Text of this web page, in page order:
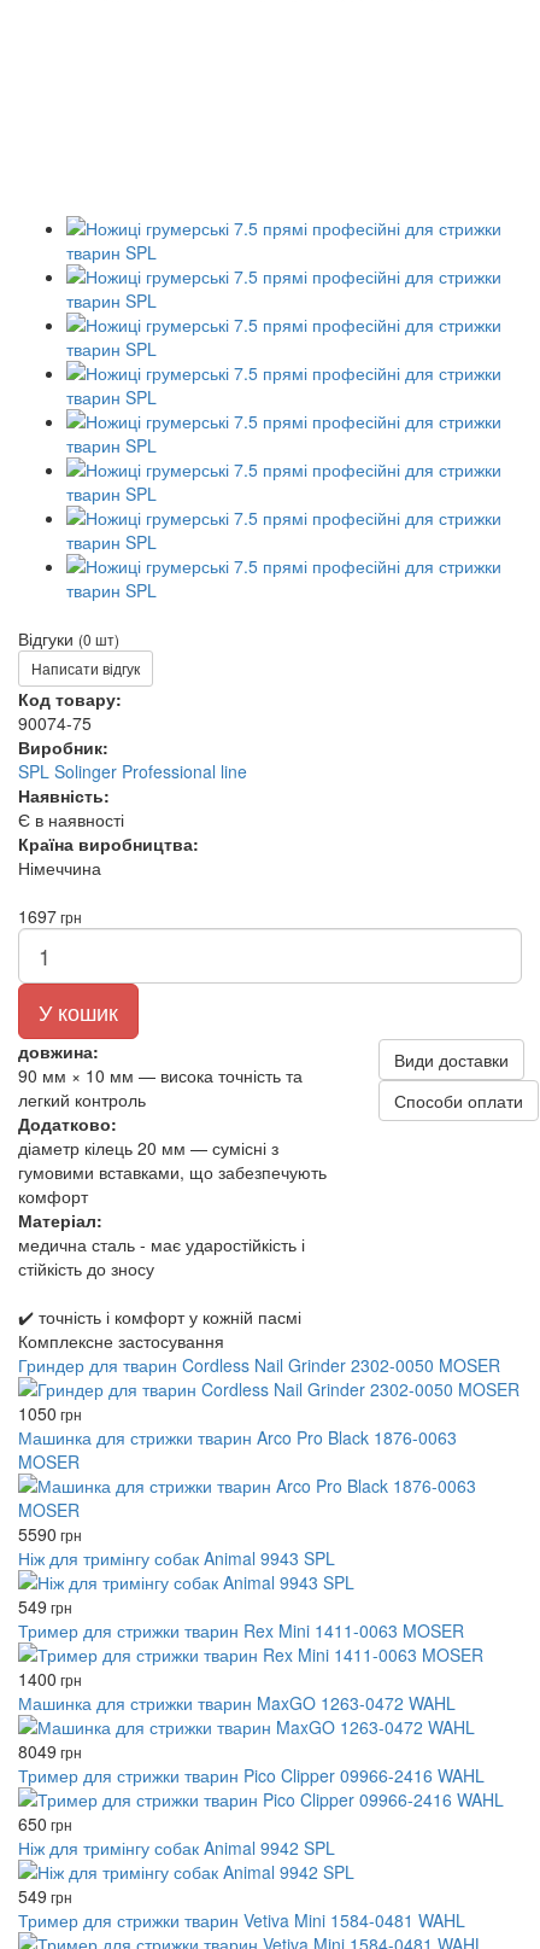
Відгуки (0 шт)
Написати відгук
Код товару:
90074-75
Виробник:
SPL Solinger Professional line
Наявність:
Є в наявності
Країна виробництва:
Німеччина
1697грн
У кошик
довжина:
90 мм × 10 мм — висока точність та
легкий контроль
Додатково:
діаметр кілець 20 мм — сумісні з
гумовими вставками, що забезпечують
комфорт
Матеріал:
медична сталь - має ударостійкість і
стійкість до зносу
Види доставки
Способи оплати
✔️ точність і комфорт у кожній пасмі
Комплексне застосування
Гриндер для тварин Cordless Nail Grinder 2302-0050 MOSER
1050 грн
Машинка для стрижки тварин Arco Pro Black 1876-0063
MOSER
5590 грн
Ніж для тримінгу собак Animal 9943 SPL
549 грн
Тример для стрижки тварин Rex Mini 1411-0063 MOSER
1400 грн
Машинка для стрижки тварин MaxGO 1263-0472 WAHL
8049 грн
Тример для стрижки тварин Pico Clipper 09966-2416 WAHL
650 грн
Ніж для тримінгу собак Animal 9942 SPL
549 грн
Тример для стрижки тварин Vetiva Mini 1584-0481 WAHL